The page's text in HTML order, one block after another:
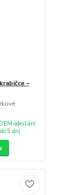
–
odeslání
do 5 dní